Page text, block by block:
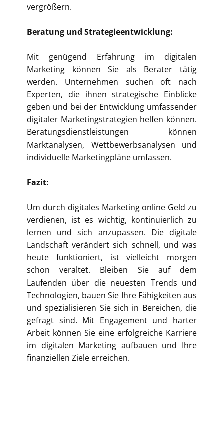
vergrößern.
Beratung und Strategieentwicklung:
Mit genügend Erfahrung im digitalen
Marketing können Sie als Berater tätig
werden. Unternehmen suchen oft nach
Experten, die ihnen strategische Einblicke
geben und bei der Entwicklung umfassender
digitaler Marketingstrategien helfen können.
Beratungsdienstleistungen können
Marktanalysen, Wettbewerbsanalysen und
individuelle Marketingpläne umfassen.
Fazit:
Um durch digitales Marketing online Geld zu
verdienen, ist es wichtig, kontinuierlich zu
lernen und sich anzupassen. Die digitale
Landschaft verändert sich schnell, und was
heute funktioniert, ist vielleicht morgen
schon veraltet. Bleiben Sie auf dem
Laufenden über die neuesten Trends und
Technologien, bauen Sie Ihre Fähigkeiten aus
und spezialisieren Sie sich in Bereichen, die
gefragt sind. Mit Engagement und harter
Arbeit können Sie eine erfolgreiche Karriere
im digitalen Marketing aufbauen und Ihre
finanziellen Ziele erreichen.